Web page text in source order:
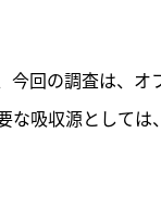
今回の調査は、オ
な吸収源としては